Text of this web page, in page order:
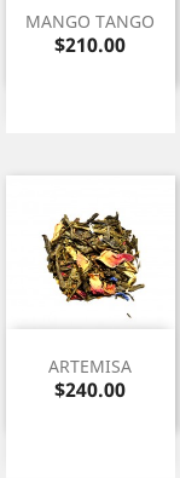
MANGO TANGO
Precio
$210.00
ARTEMISA
Precio
$240.00